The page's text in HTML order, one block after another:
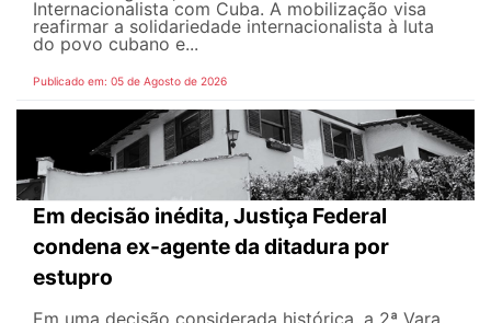
Internacionalista com Cuba. A mobilização visa
reafirmar a solidariedade internacionalista à luta
do povo cubano e...
Publicado em: 05 de Agosto de 2026
Em decisão inédita, Justiça Federal
condena ex-agente da ditadura por
estupro